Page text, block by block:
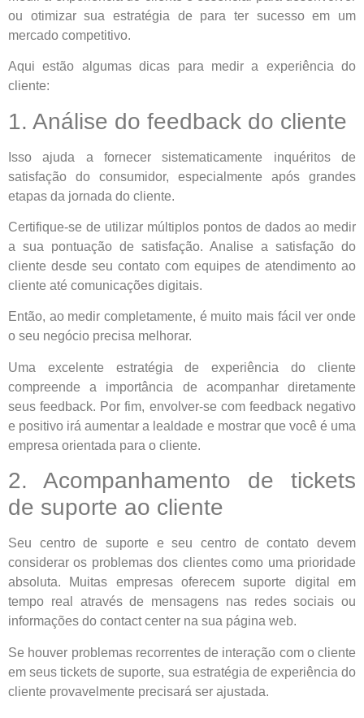
ou otimizar sua estratégia de para ter sucesso em um
mercado competitivo.
Aqui estão algumas dicas para medir a experiência do
cliente:
1. Análise do feedback do cliente
Isso ajuda a fornecer sistematicamente inquéritos de
satisfação do consumidor, especialmente após grandes
etapas da jornada do cliente.
Certifique-se de utilizar múltiplos pontos de dados ao medir
a sua pontuação de satisfação. Analise a satisfação do
cliente desde seu contato com equipes de atendimento ao
cliente até comunicações digitais.
Então, ao medir completamente, é muito mais fácil ver onde
o seu negócio precisa melhorar.
Uma excelente estratégia de experiência do cliente
compreende a importância de acompanhar diretamente
seus feedback. Por fim, envolver-se com feedback negativo
e positivo irá aumentar a lealdade e mostrar que você é uma
empresa orientada para o cliente.
2. Acompanhamento de tickets
de suporte ao cliente
Seu centro de suporte e seu centro de contato devem
considerar os problemas dos clientes como uma prioridade
absoluta. Muitas empresas oferecem suporte digital em
tempo real através de mensagens nas redes sociais ou
informações do contact center na sua página web.
Se houver problemas recorrentes de interação com o cliente
em seus tickets de suporte, sua estratégia de experiência do
cliente provavelmente precisará ser ajustada.